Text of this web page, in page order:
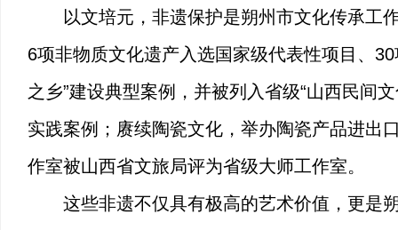
以文培元，非遗保护是朔州市文化传承工
6项非物质文化遗产入选国家级代表性项目、
之乡”建设典型案例，并被列入省级“山西民间
实践案例； 赓续陶瓷文化，举办陶瓷产品进出
作室被山西省文旅局评为省级大师工作室。
这些非遗不仅具有极高的艺术价值，更是